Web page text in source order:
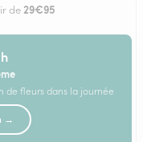
de 29€95
de fleurs dans la journée
→